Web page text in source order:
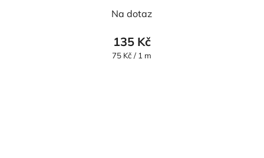
Na dotaz
135 Kč
Měrná
75 Kč / 1 m